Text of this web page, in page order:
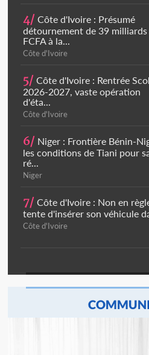
4/ Côte d'Ivoire : Présumé
détournement de 39 milliards
FCFA à la...
Côte d'Ivoire
5/ Côte d'Ivoire : Rentrée
2026-2027, vaste opération
d'éta...
Côte d'Ivoire
6/ Niger : Frontière Bénin-
les conditions de Tiani pour
ré...
Niger
7/ Côte d'Ivoire : Non en
tente d'insérer son véhicule
Côte d'Ivoire